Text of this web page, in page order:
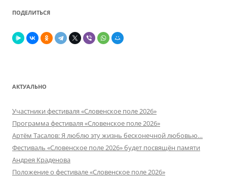
ПОДЕЛИТЬСЯ
АКТУАЛЬНО
Участники фестиваля «Словенское поле 2026»
Программа фестиваля «Словенское поле 2026»
Артём Тасалов: Я люблю эту жизнь бесконечной любовью…
Фестиваль «Словенское поле 2026» будет посвящён памяти
Андрея Краденова
Положение о фестивале «Словенское поле 2026»